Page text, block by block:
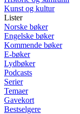
Kunst og kultur
Lister
Norske bøker
Engelske bøker
Kommende bøker
E-bøker
Lydbøker
Podcasts
Serier
Temaer
Gavekort
Bestselgere